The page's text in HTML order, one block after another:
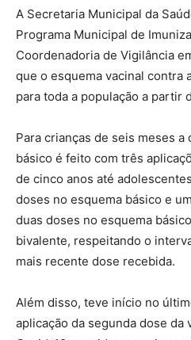
A Secretaria Municipal da
Programa Municipal de
Coordenadoria de Vigilância
que o esquema vacinal contra
para toda a população a partir
Para crianças de seis meses
básico é feito com três
de cinco anos até
doses no esquema básico e
duas doses no esquema
bivalente, respeitando o
mais recente dose recebida.
Além disso, teve início no
aplicação da segunda dose da